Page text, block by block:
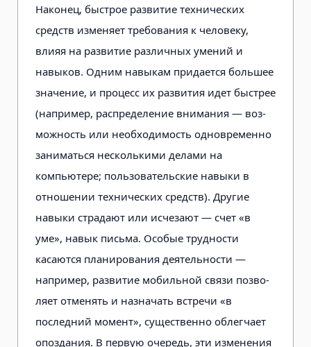
Наконец, быстрое развитие техни­ческих
средств изменяет требования к человеку,
влияя на развитие различных умений и
навыков. Одним навыкам придается большее
значение, и про­цесс их развития идет быстрее
(например, распределение внимания — воз­
можность или необходимость одно­временно
заниматься несколькими делами на
компьютере; пользовательские навыки в
отношении техничес­ких средств). Другие
навыки страдают или исчезают — счет «в
уме», навык письма. Особые трудности
касаются планирования деятельности —
напри­мер, развитие мобильной связи позво­
ляет отменять и назначать встречи «в
последний момент», существенно об­легчает
опоздания. В первую очередь, эти изменения